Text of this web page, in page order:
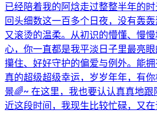
已经陪着我的阿焓走过整整半年的时
回头细数这一百多个日夜，没有轰
又滚烫的温柔。从初识的懵懂、慢
心，你一直都是我平淡日子里最亮
攥住、好好守护的偏爱与例外。能拥
真的超级超级幸运，岁岁年年，有
景🌈~ 在这里，我也要认认真真地
近这段时间，我现生比较忙碌，又